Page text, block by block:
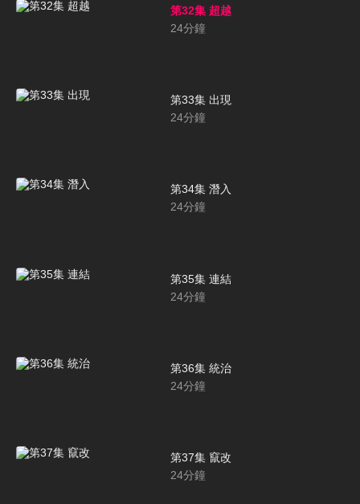
第32集 超越
24分鐘
第33集 出現
24分鐘
第34集 潛入
24分鐘
第35集 連結
24分鐘
第36集 統治
24分鐘
第37集 竄改
24分鐘